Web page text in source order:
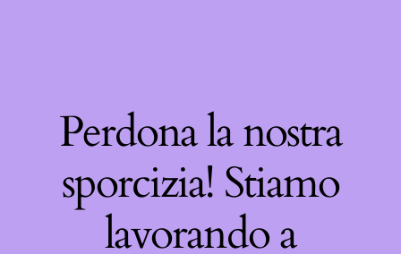
Perdona la nostra
sporcizia! Stiamo
lavorando a